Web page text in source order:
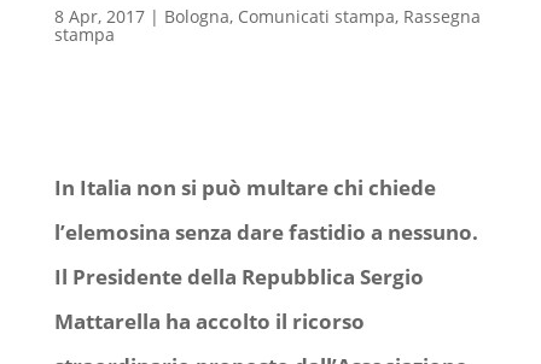
8 Apr, 2017| Bologna, Comunicati stampa, Rassegna
stampa
In Italia non si può multare chi chiede
l’elemosina senza dare fastidio a nessuno.
Il Presidente della Repubblica Sergio
Mattarella ha accolto il ricorso